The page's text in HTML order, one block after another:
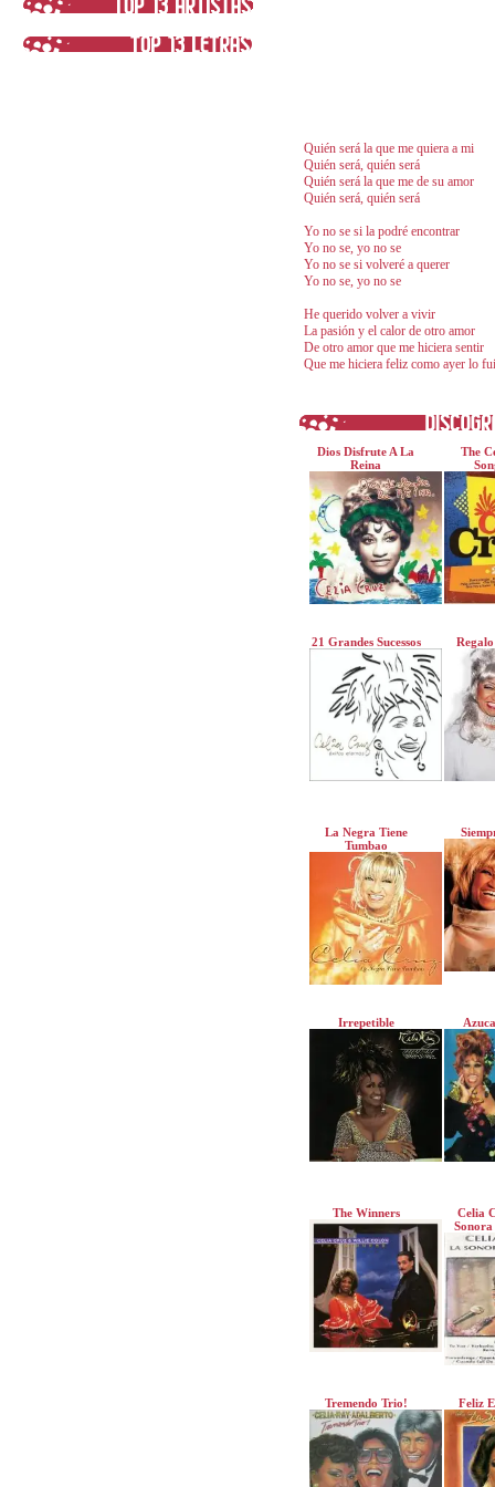
Quién será la que me quiera a mi
Quién será, quién será
Quién será la que me de su amor
Quién será, quién será
Yo no se si la podré encontrar
Yo no se, yo no se
Yo no se si volveré a querer
Yo no se, yo no se
He querido volver a vivir
La pasión y el calor de otro amor
De otro amor que me hiciera sentir
Que me hiciera feliz como ayer lo fui
Dios Disfrute A La
Reina
The
21 Grandes Sucessos
La Negra Tiene
Tumbao
Irrepetible
The Winners
Celia
Tremendo Trio! Feliz